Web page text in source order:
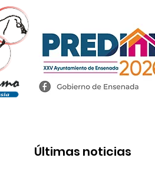
Últimas noticias